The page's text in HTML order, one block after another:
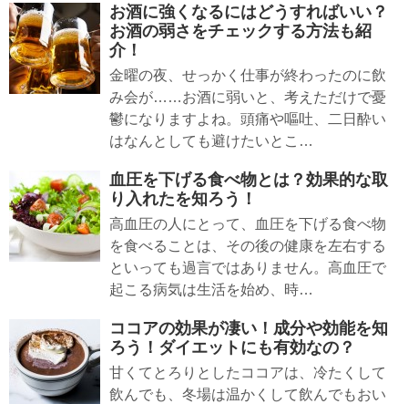
お酒に強くなるにはどうすればいい？
お酒の弱さをチェックする方法も紹
介！
金曜の夜、せっかく仕事が終わったのに飲
み会が……お酒に弱いと、考えただけで憂
鬱になりますよね。頭痛や嘔吐、二日酔い
はなんとしても避けたいとこ…
血圧を下げる食べ物とは？効果的な取
り入れたを知ろう！
高血圧の人にとって、血圧を下げる食べ物
を食べることは、その後の健康を左右する
といっても過言ではありません。高血圧で
起こる病気は生活を始め、時…
ココアの効果が凄い！成分や効能を知
ろう！ダイエットにも有効なの？
甘くてとろりとしたココアは、冷たくして
飲んでも、冬場は温かくして飲んでもおい